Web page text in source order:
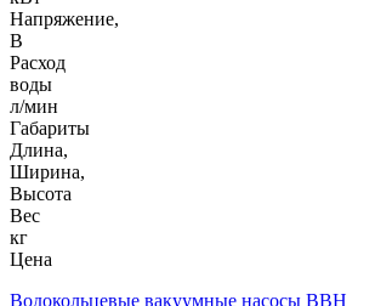
Напряжение,
В
Расход
воды
л/мин
Габариты
Длина,
Ширина,
Высота
Вес
кг
Цена
Водокольцевые вакуумные насосы ВВН